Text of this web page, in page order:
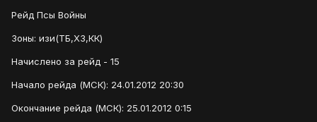
Рейд Псы Войны
Зоны: изи(ТБ,ХЗ,КК)
Начислено за рейд - 15
Начало рейда (МСК): 24.01.2012 20:30
Окончание рейда (МСК): 25.01.2012 0:15